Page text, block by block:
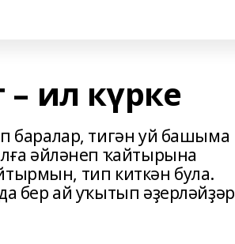
– ил күрке
баралар, тигән уй башыма
әйләнеп ҡайтырына
тип киткән була.
бер ай уҡытып әҙерләйҙәр